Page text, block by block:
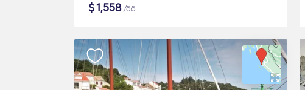
$1,558/öö